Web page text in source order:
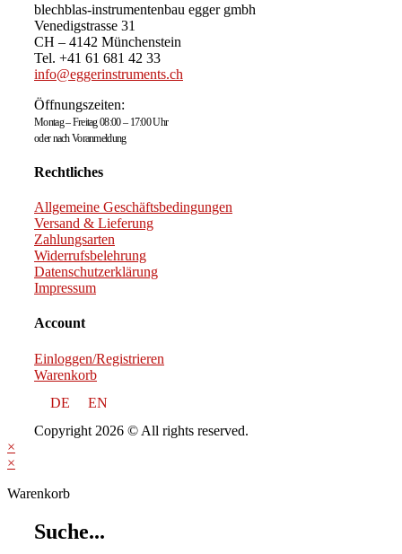
blechblas-instrumentenbau egger gmbh
Venedigstrasse 31
CH – 4142 Münchenstein
Tel. +41 61 681 42 33
info@eggerinstruments.ch
Öffnungszeiten:
Montag – Freitag 08:00 – 17:00 Uhr
oder nach Voranmeldung
Rechtliches
Allgemeine Geschäftsbedingungen
Versand & Lieferung
Zahlungsarten
Widerrufsbelehrung
Datenschutzerklärung
Impressum
Account
Einloggen/Registrieren
Warenkorb
DE
EN
Copyright 2026 © All rights reserved.
×
×
Warenkorb
Suche...